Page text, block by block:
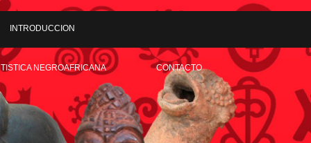
INTRODUCCION
NEGROAFRICANA CONTACTO